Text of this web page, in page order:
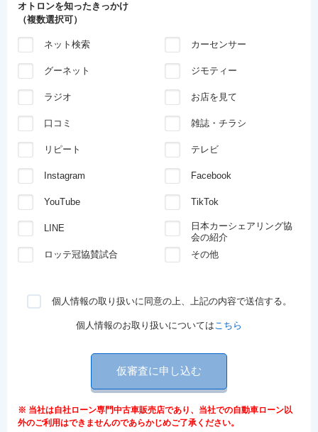
オトロンを知ったきっかけ
（複数選択可）
ネット検索 カーセンサー
グーネット ジモティー
ラジオ お店を見て
口コミ 雑誌・チラシ
リピート テレビ
Instagram Facebook
YouTube TikTok
LINE
日本カーシェアリング協
会の紹介
ロッテ冠協賛試合
その他
個人情報の取り扱いに同意の上、上記の内容で送信する。
個人情報のお取り扱いについてはこちら
仮審査に申し込む
※ 当社は自社ローン専門中古車販売店であり、当社での自動車ローン以
外のご利用はできませんのであらかじめご了承ください。